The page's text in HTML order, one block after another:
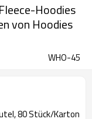
Hoodies
von Hoodies
WHO-45
80 Stück/Karton